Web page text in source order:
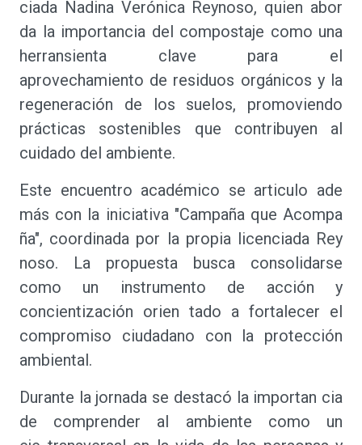
ciada Nadina Verónica Reynoso, quien abor
da la importancia del compostaje como una
herransienta clave para el
aprovechamiento de residuos orgánicos y la
regeneración de los suelos, promoviendo
prácticas sostenibles que contribuyen al
cuidado del ambiente.
Este encuentro académico se articulo ade
más con la iniciativa "Campaña que Acompa
ña", coordinada por la propia licenciada Rey
noso. La propuesta busca consolidarse
como un instrumento de acción y
concientización orien tado a fortalecer el
compromiso ciudadano con la protección
ambiental.
Durante la jornada se destacó la importan cia
de comprender al ambiente como un